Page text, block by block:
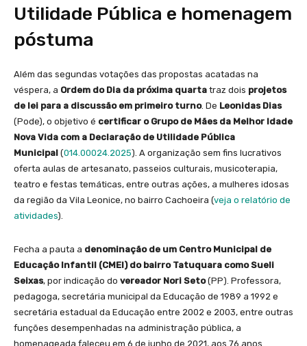
Utilidade Pública e homenagem
póstuma
Além das segundas votações das propostas acatadas na
véspera, a Ordem do Dia da próxima quarta traz dois projetos
de lei para a discussão em primeiro turno. De Leonidas Dias
(Pode), o objetivo é certificar o Grupo de Mães da Melhor Idade
Nova Vida com a Declaração de Utilidade Pública
Municipal (014.00024.2025). A organização sem fins lucrativos
oferta aulas de artesanato, passeios culturais, musicoterapia,
teatro e festas temáticas, entre outras ações, a mulheres idosas
da região da Vila Leonice, no bairro Cachoeira (veja o relatório de
atividades).
Fecha a pauta a denominação de um Centro Municipal de
Educação Infantil (CMEI) do bairro Tatuquara como Sueli
Seixas, por indicação do vereador Nori Seto(PP). Professora,
pedagoga, secretária municipal da Educação de 1989 a 1992 e
secretária estadual da Educação entre 2002 e 2003, entre outras
funções desempenhadas na administração pública, a
homenageada faleceu em 6 de junho de 2021, aos 76 anos